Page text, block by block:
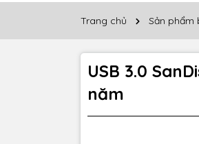
Trang chủ Sản phẩm
USB 3.0
năm